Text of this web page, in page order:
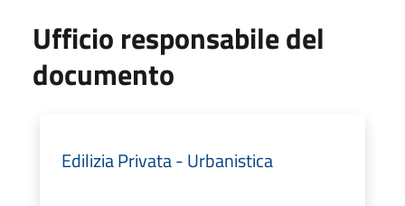
Ufficio responsabile del
documento
Edilizia Privata - Urbanistica